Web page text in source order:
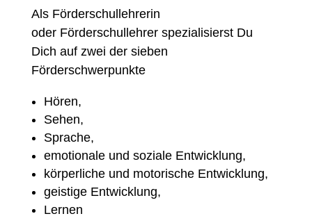
Als Förderschullehrerin
oder Förderschullehrer spezialisierst Du
Dich auf zwei der sieben
Förderschwerpunkte
Hören,
Sehen,
Sprache,
emotionale und soziale Entwicklung,
körperliche und motorische Entwicklung,
geistige Entwicklung,
Lernen